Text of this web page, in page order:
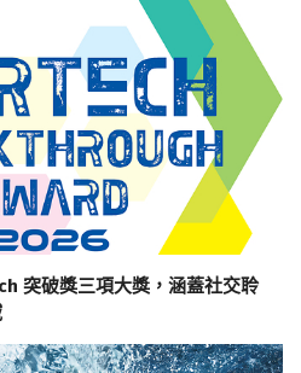
突破獎三項大獎，涵蓋社交聆